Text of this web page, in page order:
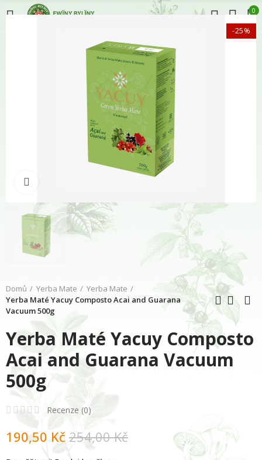
0
-25%
Domů Yerba Mate
Yerba Mate
Yerba Maté Yacuy Composto Acai and Guarana
Vacuum 500g
Yerba Maté Yacuy Composto
Acai and Guarana Vacuum
500g
Recenze (0)
190,50 Kč 254,00 Kč